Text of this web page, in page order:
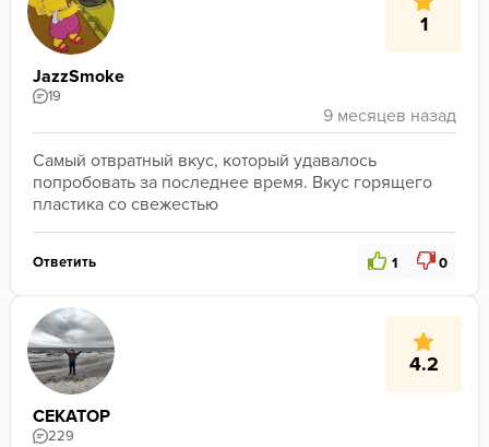
1
JazzSmoke
19
Самый отвратный вкус, который удавалось
попробовать за последнее время. Вкус горящего
пластика со свежестью
Ответить 1 0
4.2
СЕКАТОР
229